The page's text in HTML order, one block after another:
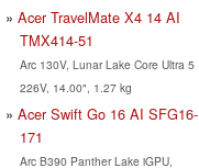
Acer TravelMate X4 14 AI
TMX414-51
Arc 130V, Lunar Lake Core Ultra 5
226V, 14.00", 1.27 kg
Acer Swift Go 16 AI SFG16-
171
Arc B390 Panther Lake iGPU,